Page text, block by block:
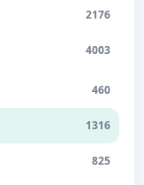
2176
4003
460
1316
825